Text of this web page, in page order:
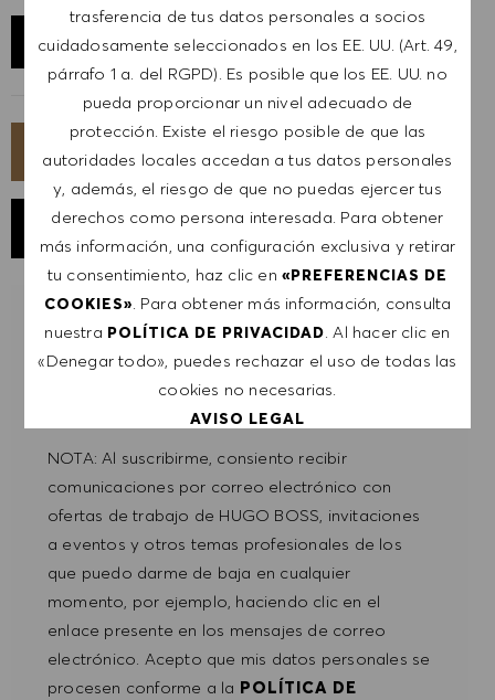
trasferencia de tus datos personales a socios
cuidadosamente seleccionados en los EE. UU. (Art. 49,
párrafo 1 a. del RGPD). Es posible que los EE. UU. no
pueda proporcionar un nivel adecuado de
protección. Existe el riesgo posible de que las
autoridades locales accedan a tus datos personales
y, además, el riesgo de que no puedas ejercer tus
derechos como persona interesada. Para obtener
más información, una configuración exclusiva y retirar
tu consentimiento, haz clic en«PREFERENCIAS DE
COOKIES». Para obtener más información, consulta
nuestra POLÍTICA DE PRIVACIDAD. Al hacer clic en
«Denegar todo», puedes rechazar el uso de todas las
cookies no necesarias.
AVISO LEGAL
PREFERENCIAS DE COOKIES
DENEGAR TODO
ACEPTAR TODO
EXPLORAR UBICACIÓN
SOLICITA AHORA
GUARDAR TRABAJO
RECIBIR NOTIFICACIONES DE TRABAJOS
Regístrate para recibir alertas de empleo.
NOTA: Al suscribirme, consiento recibir
comunicaciones por correo electrónico con
ofertas de trabajo de HUGO BOSS, invitaciones
a eventos y otros temas profesionales de los
que puedo darme de baja en cualquier
momento, por ejemplo, haciendo clic en el
enlace presente en los mensajes de correo
electrónico. Acepto que mis datos personales se
procesen conforme a la POLÍTICA DE